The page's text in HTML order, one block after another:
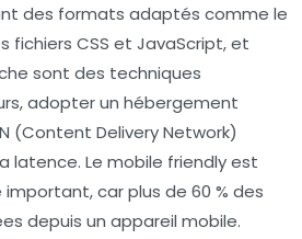
des formats adaptés comme le
fichiers CSS et JavaScript, et
sont des techniques
adopter un hébergement
(Content Delivery Network)
latence. Le mobile friendly est
car plus de 60 % des
depuis un appareil mobile.